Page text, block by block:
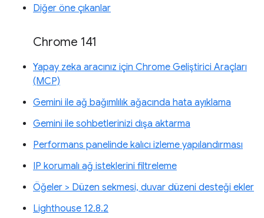
Diğer öne çıkanlar
Chrome 141
Yapay zeka aracınız için Chrome Geliştirici Araçları
(MCP)
Gemini ile ağ bağımlılık ağacında hata ayıklama
Gemini ile sohbetlerinizi dışa aktarma
Performans panelinde kalıcı izleme yapılandırması
IP korumalı ağ isteklerini filtreleme
Öğeler > Düzen sekmesi, duvar düzeni desteği ekler
Lighthouse 12.8.2